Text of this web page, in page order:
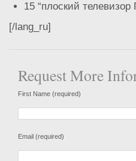
15 “плоский
[/lang_ru]
Request More
First Name (required)
Email (required)